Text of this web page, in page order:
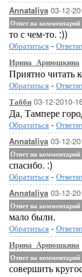
Annataliya 03-12-
Ответ на
то с чем-то. :))
Обратиться -
Ирина_Арнюшкина
Приятно читать
Обратиться -
Табби 03-12-2010-
Да, Тампере
Обратиться -
Annataliya 03-12-
Ответ на
спасибо. :)
Обратиться -
Annataliya 03-12-
Ответ на
мало были.
Обратиться -
Ирина_Арнюшкина
Ответ на
совершить